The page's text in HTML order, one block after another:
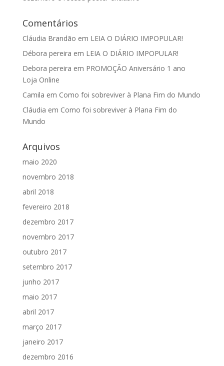
Comentários
Cláudia Brandão em LEIA O DIÁRIO IMPOPULAR!
Débora pereira em LEIA O DIÁRIO IMPOPULAR!
Debora pereira em PROMOÇÃO Aniversário 1 ano
Loja Online
Camila em Como foi sobreviver à Plana Fim do Mundo
Cláudia em Como foi sobreviver à Plana Fim do
Mundo
Arquivos
maio 2020
novembro 2018
abril 2018
fevereiro 2018
dezembro 2017
novembro 2017
outubro 2017
setembro 2017
junho 2017
maio 2017
abril 2017
março 2017
janeiro 2017
dezembro 2016